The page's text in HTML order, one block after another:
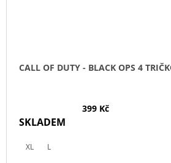
CALL OF DUTY - BLACK OPS 4
399 Kč
SKLADEM
XL L